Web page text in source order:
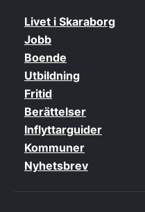
Livet i Skaraborg
Jobb
Boende
Utbildning
Fritid
Berättelser
Inflyttarguider
Kommuner
Nyhetsbrev